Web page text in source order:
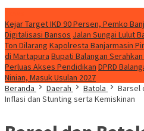
Kejar Target IKD 90 Persen, Pemko
Digitalisasi Bansos Jalan Sungai Lulut
Ton Dilarang Kapolresta Banjarmasin
di Martapura Bupati Balangan
Perluas Akses Pendidikan DPRD
Ninian, Masuk Usulan 2027
Beranda
Daerah Batola
Barsel
Inflasi dan Stunting serta Kemiskinan